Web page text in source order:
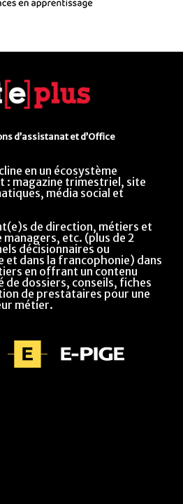
d’assistanat et d’Office
en un écosystème
: magazine trimestriel, site
média social et
de direction, métiers et
etc. (plus de 2
décisionnaires ou
et dans la francophonie) dans
en offrant un contenu
dossiers, conseils, fiches
de prestataires pour une
métier.